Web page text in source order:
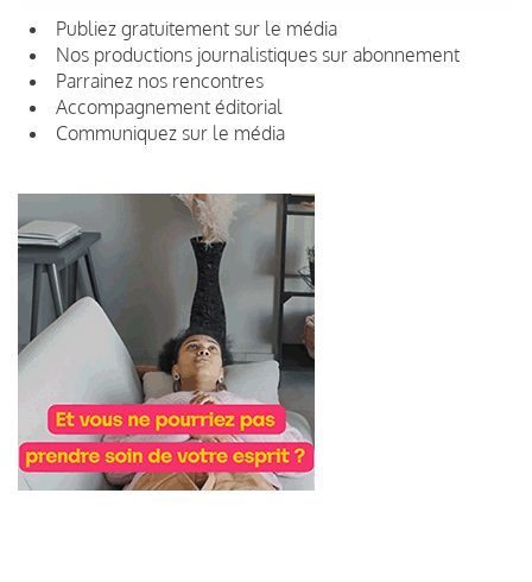
Publiez gratuitement sur le média
Nos productions journalistiques sur abonnement
Parrainez nos rencontres
Accompagnement éditorial
Communiquez sur le média